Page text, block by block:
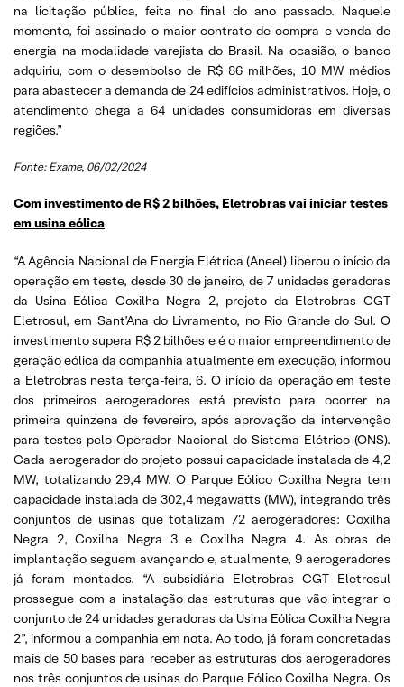
na licitação pública, feita no final do ano passado. Naquele
momento, foi assinado o maior contrato de compra e venda de
energia na modalidade varejista do Brasil. Na ocasião, o banco
adquiriu, com o desembolso de R$ 86 milhões, 10 MW médios
para abastecer a demanda de 24 edifícios administrativos. Hoje, o
atendimento chega a 64 unidades consumidoras em diversas
regiões.”
Fonte: Exame, 06/02/2024
Com investimento de R$ 2 bilhões, Eletrobras vai iniciar testes
em usina eólica
“A Agência Nacional de Energia Elétrica (Aneel) liberou o início da
operação em teste, desde 30 de janeiro, de 7 unidades geradoras
da Usina Eólica Coxilha Negra 2, projeto da Eletrobras CGT
Eletrosul, em Sant’Ana do Livramento, no Rio Grande do Sul. O
investimento supera R$ 2 bilhões e é o maior empreendimento de
geração eólica da companhia atualmente em execução, informou
a Eletrobras nesta terça-feira, 6. O início da operação em teste
dos primeiros aerogeradores está previsto para ocorrer na
primeira quinzena de fevereiro, após aprovação da intervenção
para testes pelo Operador Nacional do Sistema Elétrico (ONS).
Cada aerogerador do projeto possui capacidade instalada de 4,2
MW, totalizando 29,4 MW. O Parque Eólico Coxilha Negra tem
capacidade instalada de 302,4 megawatts (MW), integrando três
conjuntos de usinas que totalizam 72 aerogeradores: Coxilha
Negra 2, Coxilha Negra 3 e Coxilha Negra 4. As obras de
implantação seguem avançando e, atualmente, 9 aerogeradores
já foram montados. “A subsidiária Eletrobras CGT Eletrosul
prossegue com a instalação das estruturas que vão integrar o
conjunto de 24 unidades geradoras da Usina Eólica Coxilha Negra
2”, informou a companhia em nota. Ao todo, já foram concretadas
mais de 50 bases para receber as estruturas dos aerogeradores
nos três conjuntos de usinas do Parque Eólico Coxilha Negra. Os